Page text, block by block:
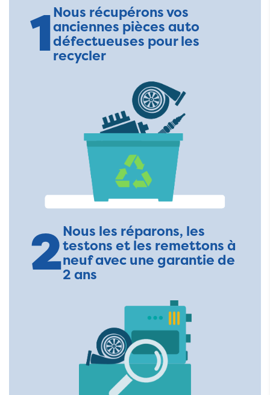
1Nous récupérons vos
anciennes pièces auto
défectueuses pour les
recycler
2Nous les réparons, les
testons et les remettons à
neuf avec une garantie de
2 ans